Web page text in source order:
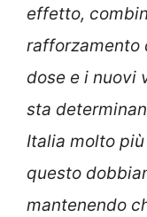
effetto,
rafforzamento
dose e i nuovi
sta
Italia molto
questo
mantenendo